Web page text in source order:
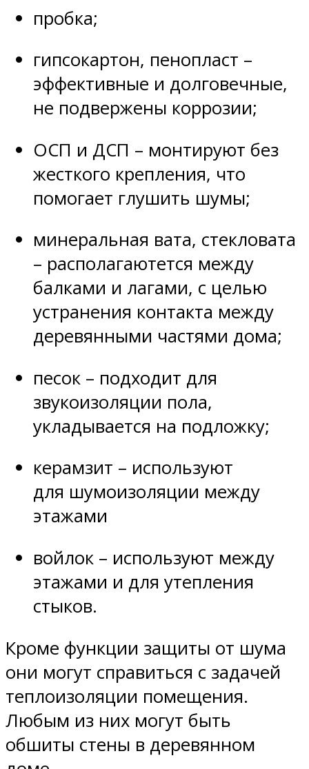
пробка;
гипсокартон, пенопласт –
эффективные и долговечные,
не подвержены коррозии;
ОСП и ДСП – монтируют без
жесткого крепления, что
помогает глушить шумы;
минеральная вата, стекловата
– располагаютется между
балками и лагами, с целью
устранения контакта между
деревянными частями дома;
песок – подходит для
звукоизоляции пола,
укладывается на подложку;
керамзит – используют
для шумоизоляции между
этажами
войлок – используют между
этажами и для утепления
стыков.
Кроме функции защиты от шума
они могут справиться с задачей
теплоизоляции помещения.
Любым из них могут быть
обшиты стены в деревянном